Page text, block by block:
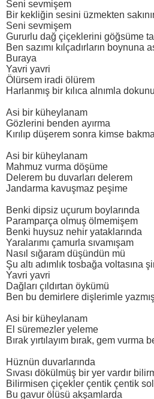
Seni sevmişem
Bir kekliğin sesini üzmekten
Seni sevmişem
Gururlu dağ çiçeklerini göğsüme
Ben sazımı kılçadırların
Buraya
Yavri yavri
Ölürsem iradi ölürem
Harlanmış bir kılıca alnımla
Asi bir küheylanam
Gözlerini benden ayırma
Kırılıp düşerem sonra kimse
Asi bir küheylanam
Mahmuz vurma döşüme
Delerem bu duvarları delerem
Jandarma kavuşmaz peşime
Benki dipsiz uçurum boylarında
Paramparça olmuş ölmemişem
Benki huysuz nehir yataklarında
Yaralarımı çamurla sıvamışam
Nasıl sığaram düşündün mü
Şu altı adımlık tosbağa voltasına
Yavri yavri
Dağları çıldırtan öykümü
Ben bu demirlere dişlerimle
Asi bir küheylanam
El süremezler yeleme
Bırak yırtılayım bırak, gem vurma
Hüznün duvarlarında
Sıvası dökülmüş bir yer vardır
Bilirmisen çiçekler çentik çentik
Bu gavur ölüsü akşamlarda